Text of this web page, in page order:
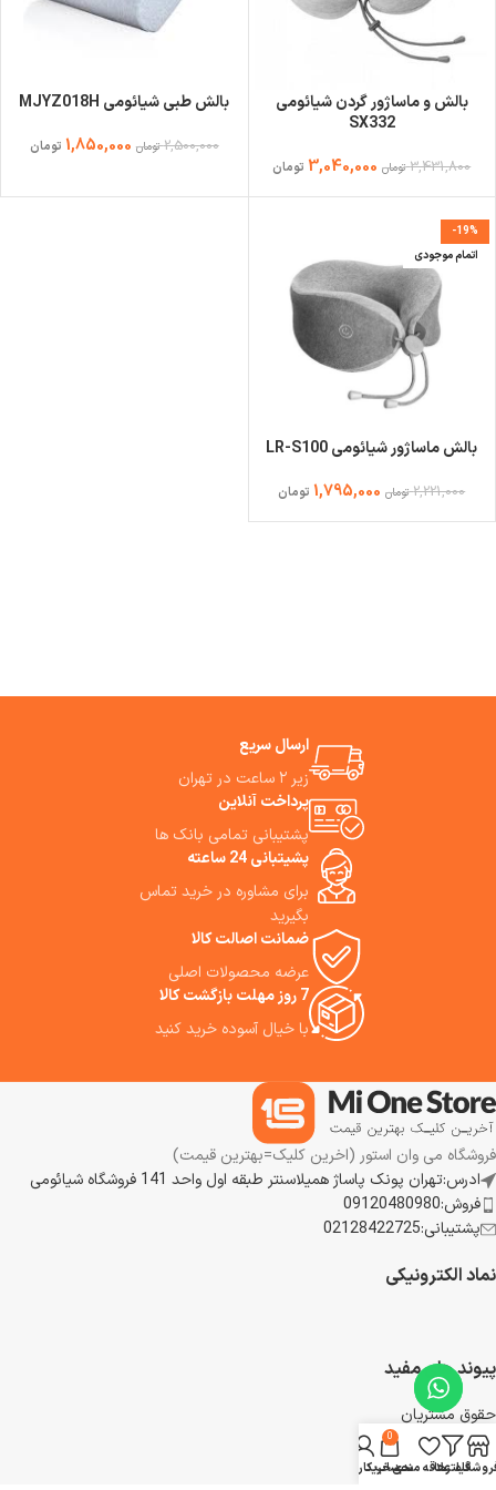
بالش و ماساژور گردن شیائومی
SX332
3,431,800 تومان 3,040,000 تومان
بالش طبی شیائومی MJYZ018H
2,500,000 تومان 1,850,000 تومان
-19%
اتمام موجودی
بالش ماساژور شیائومی LR-S100
2,221,000 تومان 1,795,000 تومان
ارسال سریع
زیر ۲ ساعت در تهران
پرداخت آنلاین
پشتیبانی تمامی بانک ها
پشیتبانی 24 ساعته
برای مشاوره در خرید تماس
بگیرید
ضمانت اصالت کالا
عرضه محصولات اصلی
7 روز مهلت بازگشت کالا
با خیال آسوده خرید کنید
فروشگاه می وان استور (اخرین کلیک=بهترین قیمت)
ادرس:تهران پونک پاساژ همیلاسنتر طبقه اول واحد 141 فروشگاه شیائومی
فروش:09120480980
پشتیبانی:02128422725
نماد الکترونیکی
پیوند های مفید
حقوق مشتریان
رویه بازگشت کالا
شرایط استفاده
فیلترهاعلاقه مندی
0
سبد خرید
حساب کاربری من